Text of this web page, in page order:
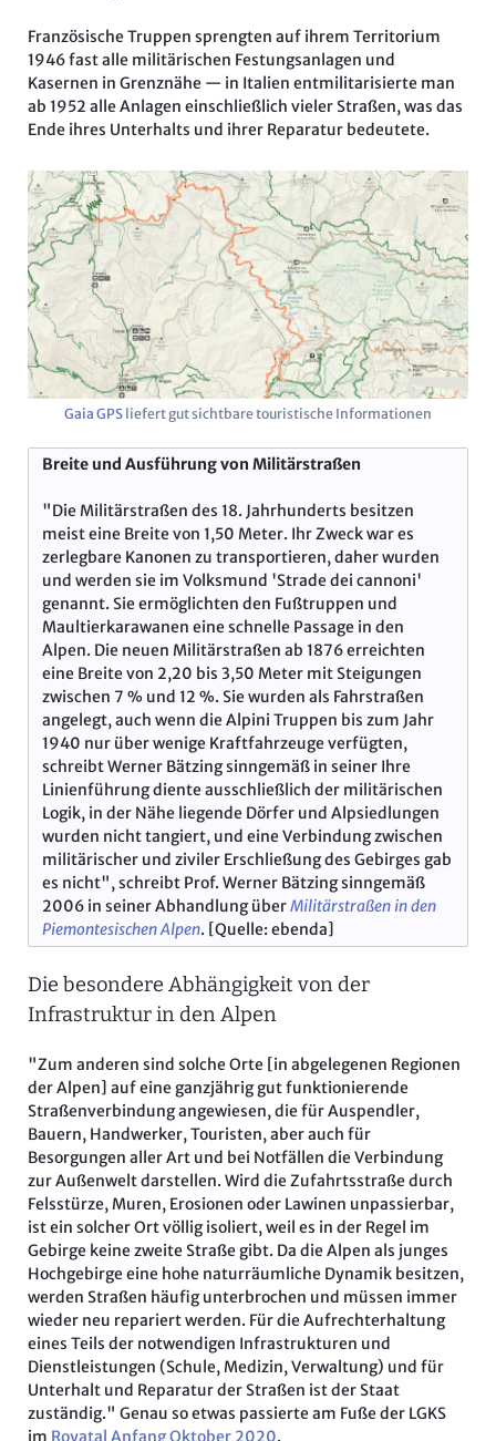
Französische Truppen sprengten auf ihrem Territorium
1946 fast alle militärischen Festungsanlagen und
Kasernen in Grenznähe — in Italien entmilitarisierte man
ab 1952 alle Anlagen einschließlich vieler Straßen, was das
Ende ihres Unterhalts und ihrer Reparatur bedeutete.
Gaia GPS liefert gut sichtbare touristische Informationen
Breite und Ausführung von Militärstraßen
"Die Militärstraßen des 18. Jahrhunderts besitzen
meist eine Breite von 1,50 Meter. Ihr Zweck war es
zerlegbare Kanonen zu transportieren, daher wurden
und werden sie im Volksmund 'Strade dei cannoni'
genannt. Sie ermöglichten den Fußtruppen und
Maultierkarawanen eine schnelle Passage in den
Alpen. Die neuen Militärstraßen ab 1876 erreichten
eine Breite von 2,20 bis 3,50 Meter mit Steigungen
zwischen 7 % und 12 %. Sie wurden als Fahrstraßen
angelegt, auch wenn die Alpini Truppen bis zum Jahr
1940 nur über wenige Kraftfahrzeuge verfügten,
schreibt Werner Bätzing sinngemäß in seiner Ihre
Linienführung diente ausschließlich der militärischen
Logik, in der Nähe liegende Dörfer und Alpsiedlungen
wurden nicht tangiert, und eine Verbindung zwischen
militärischer und ziviler Erschließung des Gebirges gab
es nicht", schreibt Prof. Werner Bätzing sinngemäß
2006 in seiner Abhandlung überMilitärstraßen in den
Piemontesischen Alpen. [Quelle: ebenda]
Die besondere Abhängigkeit von der
Infrastruktur in den Alpen
"Zum anderen sind solche Orte [in abgelegenen Regionen
der Alpen] auf eine ganzjährig gut funktionierende
Straßenverbindung angewiesen, die für Auspendler,
Bauern, Handwerker, Touristen, aber auch für
Besorgungen aller Art und bei Notfällen die Verbindung
zur Außenwelt darstellen. Wird die Zufahrtsstraße durch
Felsstürze, Muren, Erosionen oder Lawinen unpassierbar,
ist ein solcher Ort völlig isoliert, weil es in der Regel im
Gebirge keine zweite Straße gibt. Da die Alpen als junges
Hochgebirge eine hohe naturräumliche Dynamik besitzen,
werden Straßen häufig unterbrochen und müssen immer
wieder neu repariert werden. Für die Aufrechterhaltung
eines Teils der notwendigen Infrastrukturen und
Dienstleistungen (Schule, Medizin, Verwaltung) und für
Unterhalt und Reparatur der Straßen ist der Staat
zuständig." Genau so etwas passierte am Fuße der LGKS
im Royatal Anfang Oktober 2020.